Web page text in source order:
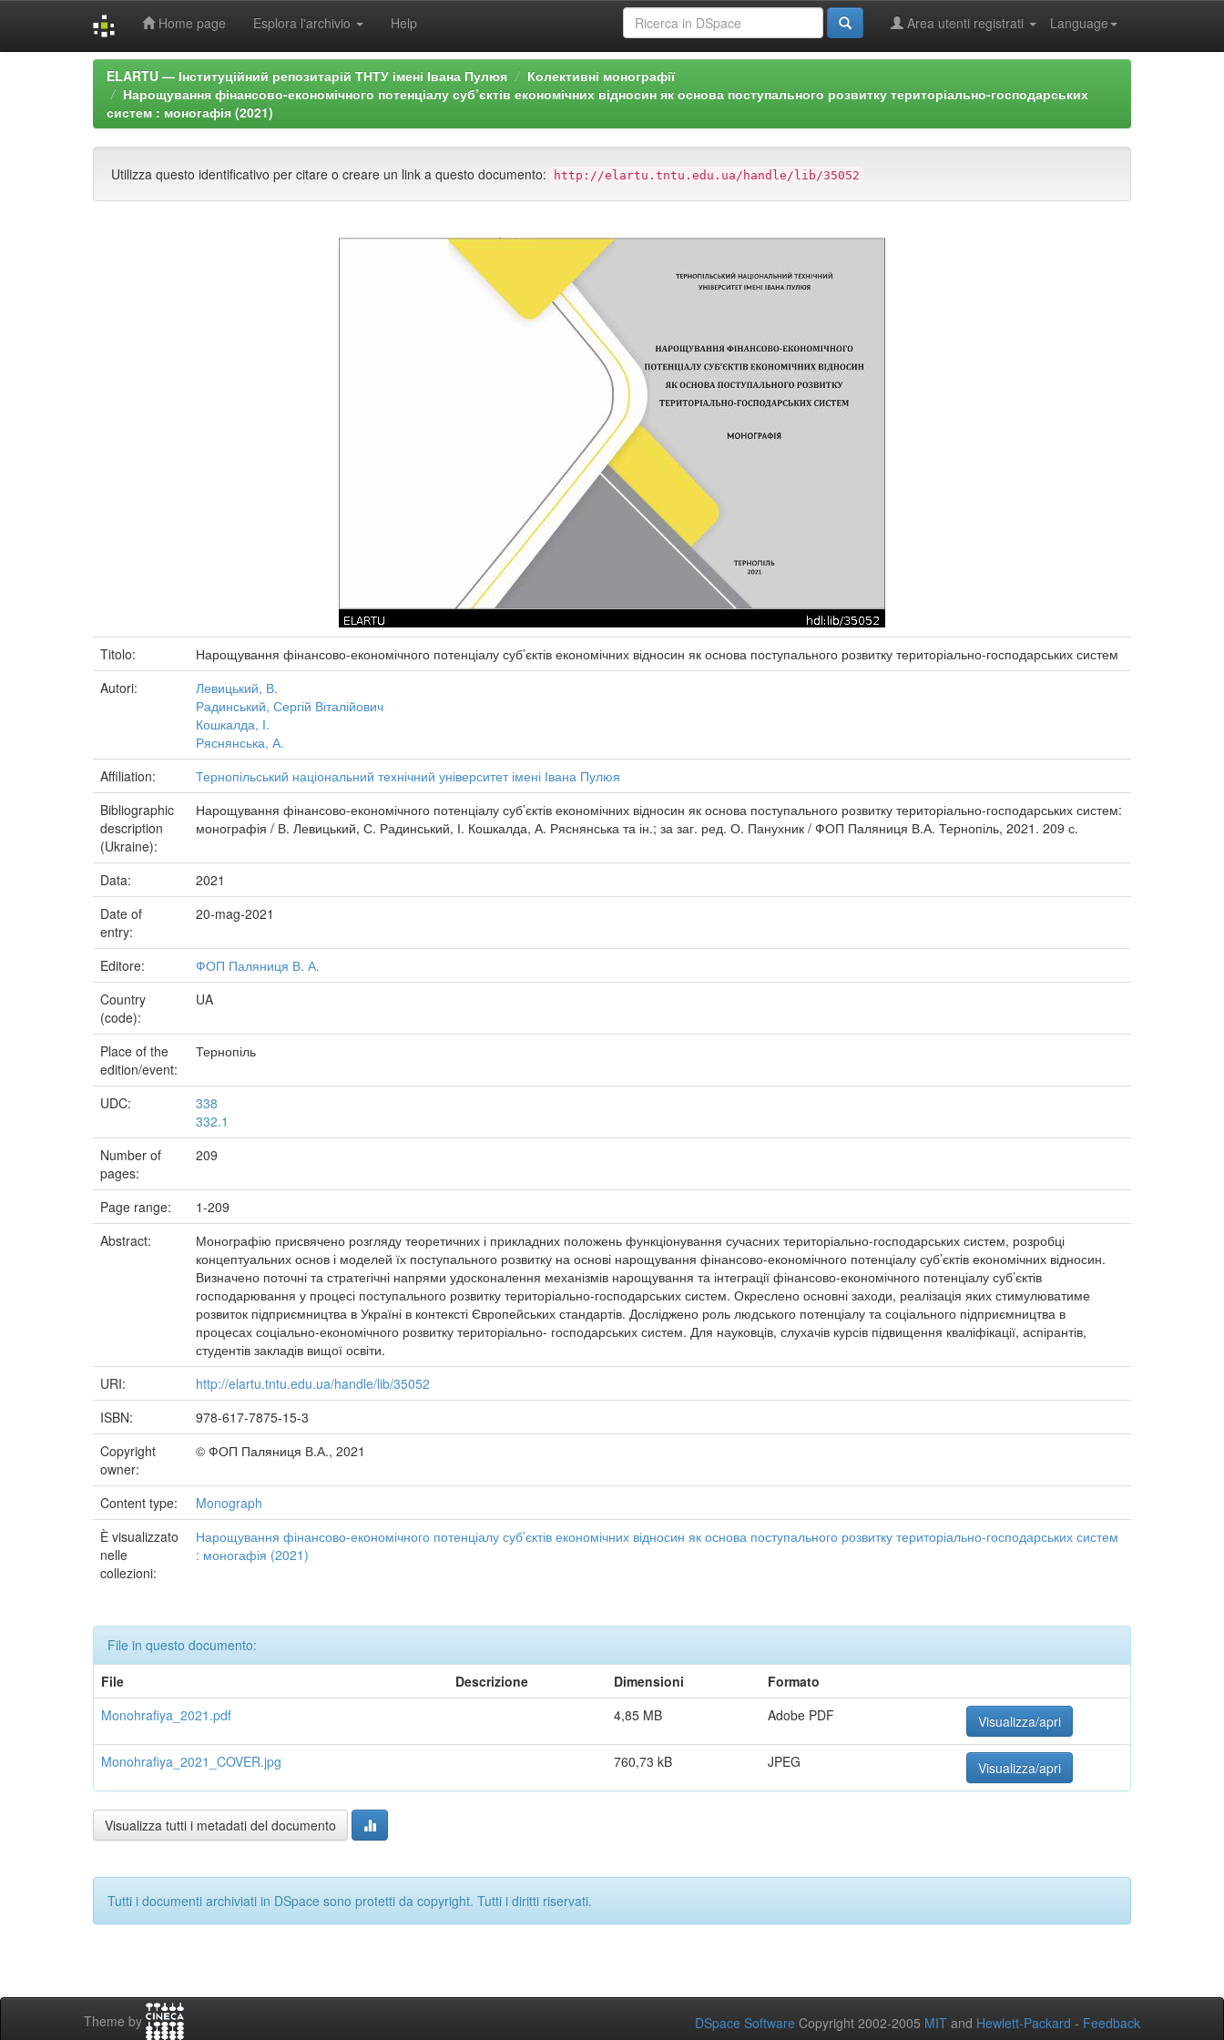
Home page Esplora l'archivio Help Language
Area utenti registrati
ELARTU — Інституційний репозитарій ТНТУ імені Івана Пулюя
Колективні монографії
Нарощування фінансово-економічного потенціалу суб’єктів економічних відносин як основа поступального розвитку територіально-господарських
систем : моногафія (2021)
Utilizza questo identificativo per citare o creare un link a questo documento: http://elartu.tntu.edu.ua/handle/lib/35052
Titolo:
Нарощування фінансово-економічного потенціалу суб’єктів економічних відносин як основа поступального розвитку територіально-господарських систем
Autori:
Левицький, В.
Радинський, Сергій Віталійович
Кошкалда, І.
Ряснянська, А.
Affiliation:
Тернопільський національний технічний університет імені Івана Пулюя
Bibliographic
description
(Ukraine):
Нарощування фінансово-економічного потенціалу суб’єктів економічних відносин як основа поступального розвитку територіально-господарських систем:
монографія / В. Левицький, С. Радинський, І. Кошкалда, А. Ряснянська та ін.; за заг. ред. О. Панухник / ФОП Паляниця В.А. Тернопіль, 2021. 209 с.
Data:
2021
Date of
entry:
20-mag-2021
Editore:
ФОП Паляниця В. А.
Country
(code):
UA
Place of the
edition/event:
Тернопіль
UDC:
338
332.1
Number of
pages:
209
Page range:
1-209
Abstract:
Монографію присвячено розгляду теоретичних і прикладних положень функціонування сучасних територіально-господарських систем, розробці
концептуальних основ і моделей їх поступального розвитку на основі нарощування фінансово-економічного потенціалу суб’єктів економічних відносин.
Визначено поточні та стратегічні напрями удосконалення механізмів нарощування та інтеграції фінансово-економічного потенціалу суб’єктів
господарювання у процесі поступального розвитку територіально-господарських систем. Окреслено основні заходи, реалізація яких стимулюватиме
розвиток підприємництва в Україні в контексті Європейських стандартів. Досліджено роль людського потенціалу та соціального підприємництва в
процесах соціально-економічного розвитку територіально- господарських систем. Для науковців, слухачів курсів підвищення кваліфікації, аспірантів,
студентів закладів вищої освіти.
URI:
http://elartu.tntu.edu.ua/handle/lib/35052
ISBN:
978-617-7875-15-3
Copyright
owner:
© ФОП Паляниця В.А., 2021
Content type:
Monograph
È visualizzato
nelle
collezioni:
Нарощування фінансово-економічного потенціалу суб’єктів економічних відносин як основа поступального розвитку територіально-господарських систем
: моногафія (2021)
File in questo documento:
File
Descrizione Dimensioni
Formato
Monohrafiya_2021.pdf
4,85 MB Adobe PDF Visualizza/apri
Monohrafiya_2021_COVER.jpg 760,73 kB JPEG Visualizza/apri
Visualizza tutti i metadati del documento
Tutti i documenti archiviati in DSpace sono protetti da copyright. Tutti i diritti riservati.
Theme by DSpace Software Copyright 2002-2005 MIT and Hewlett-Packard - Feedback